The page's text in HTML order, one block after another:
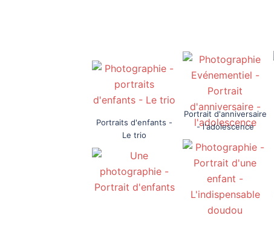
Portrait d'anniversaire
- l'adolescence
Portraits d'enfants -
Le trio